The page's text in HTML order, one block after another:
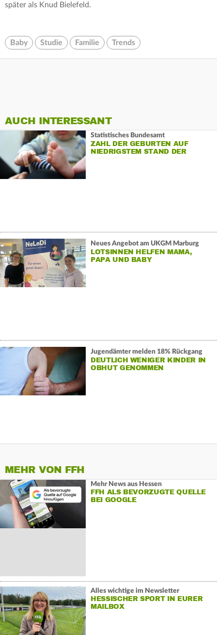
später als Knud Bielefeld.
Baby Studie Familie Trends
AUCH INTERESSANT
Statistisches Bundesamt
ZAHL DER GEBURTEN AUF
NIEDRIGSTEM STAND DER
Neues Angebot am UKGM Marburg
LOTSINNEN HELFEN MAMA,
PAPA UND BABY
Jugendämter melden 18% Rückgang
DEUTLICH WENIGER KINDER IN
OBHUT GENOMMEN
MEHR VON FFH
Mehr News aus Hessen
FFH ALS BEVORZUGTE QUELLE
BEI GOOGLE
Alles wichtige im Newsletter
HESSISCHER SPORT IN EURER
MAILBOX